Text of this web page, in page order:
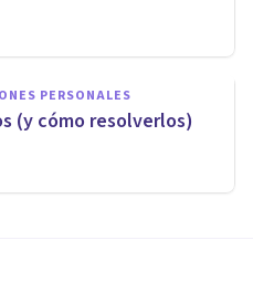
PERSONALES
(y cómo resolverlos)